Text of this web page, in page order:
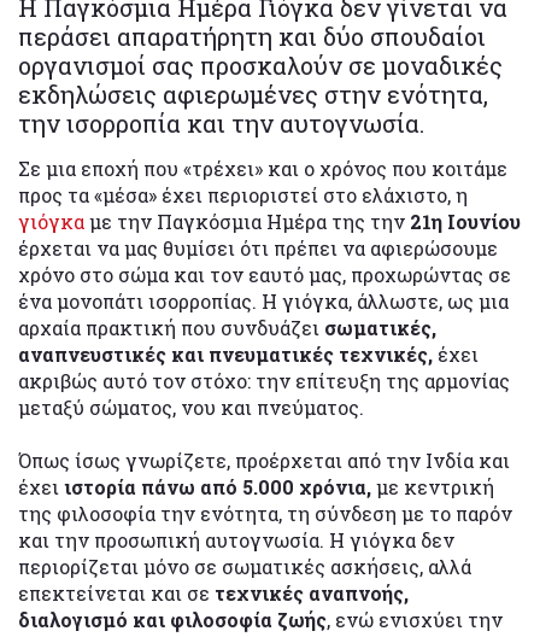
Η Παγκόσμια Ημέρα Γιόγκα δεν γίνεται να
περάσει απαρατήρητη και δύο σπουδαίοι
οργανισμοί σας προσκαλούν σε μοναδικές
εκδηλώσεις αφιερωμένες στην ενότητα,
την ισορροπία και την αυτογνωσία.
Σε μια εποχή που «τρέχει» και ο χρόνος που κοιτάμε
προς τα «μέσα» έχει περιοριστεί στο ελάχιστο, η
γιόγκαμε την Παγκόσμια Ημέρα της την 21η Ιουνίου
έρχεται να μας θυμίσει ότι πρέπει να αφιερώσουμε
χρόνο στο σώμα και τον εαυτό μας, προχωρώντας σε
ένα μονοπάτι ισορροπίας. Η γιόγκα, άλλωστε, ως μια
αρχαία πρακτική που συνδυάζει σωματικές,
αναπνευστικές και πνευματικές τεχνικές, έχει
ακριβώς αυτό τον στόχο: την επίτευξη της αρμονίας
μεταξύ σώματος, νου και πνεύματος.
Όπως ίσως γνωρίζετε, προέρχεται από την Ινδία και
έχειιστορία πάνω από 5.000 χρόνια,με κεντρική
της φιλοσοφία την ενότητα, τη σύνδεση με το παρόν
και την προσωπική αυτογνωσία. Η γιόγκα δεν
περιορίζεται μόνο σε σωματικές ασκήσεις, αλλά
επεκτείνεται και σε τεχνικές αναπνοής,
διαλογισμό και φιλοσοφία ζωής, ενώ ενισχύει την